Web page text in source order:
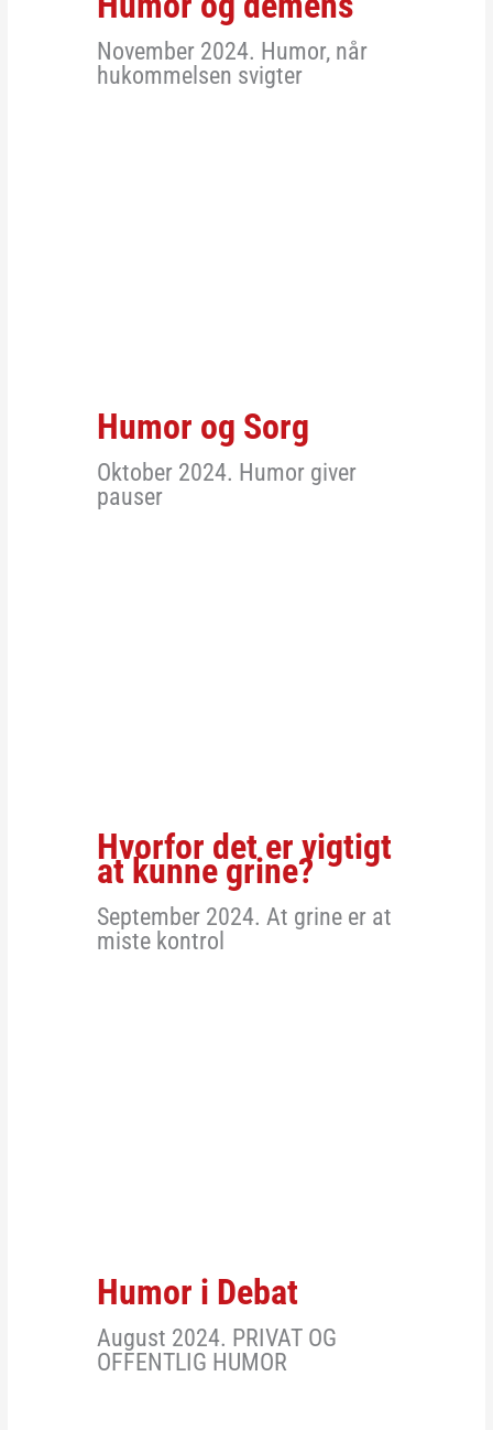
November 2024. Humor, når
hukommelsen svigter
Humor og Sorg
Oktober 2024. Humor giver
pauser
Hvorfor det er vigtigt
at kunne grine?
September 2024. At grine er at
miste kontrol
Humor i Debat
August 2024. PRIVAT OG
OFFENTLIG HUMOR